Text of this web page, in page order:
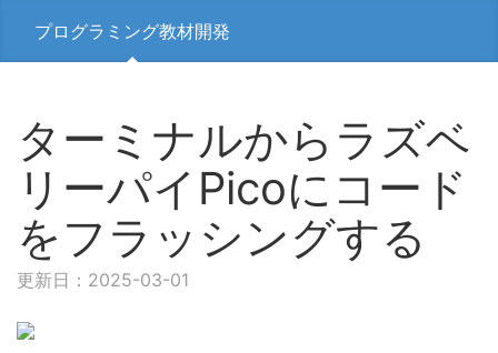
プログラミング教材開発
ターミナルからラズベ
リーパイPicoにコード
をフラッシングする
更新日：2025-03-01